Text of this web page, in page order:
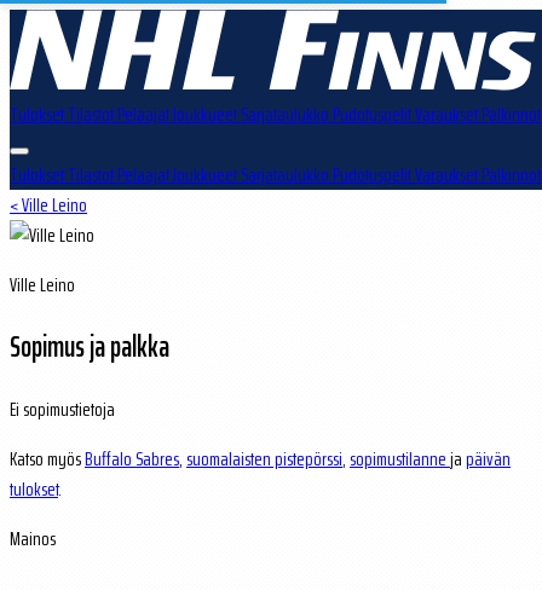
TuloksetTilastotPelaajatJoukkueetSarjataulukkoPudotuspelitVarauksetPalkinnot
TuloksetTilastotPelaajatJoukkueetSarjataulukkoPudotuspelitVarauksetPalkinnot
< Ville Leino
Ville Leino
Sopimus ja palkka
Ei sopimustietoja
Katso myösBuffalo Sabres,suomalaisten pistepörssi,sopimustilannejapäivän
tulokset.
Mainos